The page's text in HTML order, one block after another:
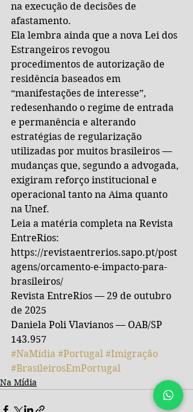
na execução de decisões de
afastamento.
Ela lembra ainda que a nova Lei dos
Estrangeiros revogou
procedimentos de autorização de
residência baseados em
“manifestações de interesse”,
redesenhando o regime de entrada
e permanência e alterando
estratégias de regularização
utilizadas por muitos brasileiros —
mudanças que, segundo a advogada,
exigiram reforço institucional e
operacional tanto na Aima quanto
na Unef.
Leia a matéria completa na Revista
EntreRios:
https://revistaentrerios.sapo.pt/post
agens/orcamento-e-impacto-para-
brasileiros/
Revista EntreRios — 29 de outubro
de 2025
Daniela Poli Vlavianos — OAB/SP
143.957
#NaMídia #Portugal #Imigração
#BrasileirosEmPortugal
Na Mídia